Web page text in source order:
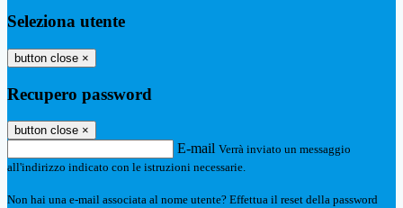
Seleziona utente
button close ×
Recupero password
button close ×
E-mail Verrà inviato un messaggio
all'indirizzo indicato con le istruzioni necessarie.
Non hai una e-mail associata al nome utente? Effettua il reset della password